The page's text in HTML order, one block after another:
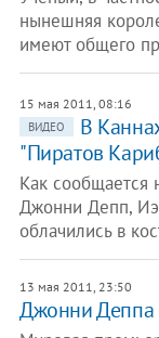
нынешняя
имеют общего
15 мая 2011, 08:16
ВИДЕО
В
"Пиратов
Как сообщается
Джонни Депп,
облачились в
13 мая 2011, 23:50
Джонни Деппа